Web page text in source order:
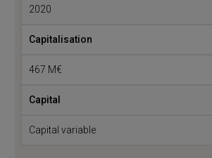
2020
Capitalisation
467 M€
Capital
Capital variable